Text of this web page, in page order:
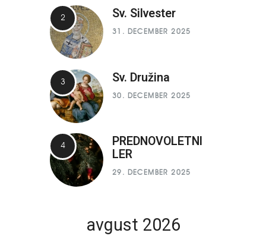
Sv. Silvester
31. DECEMBER 2025
Sv. Družina
30. DECEMBER 2025
PREDNOVOLETNI
LER
29. DECEMBER 2025
avgust 2026